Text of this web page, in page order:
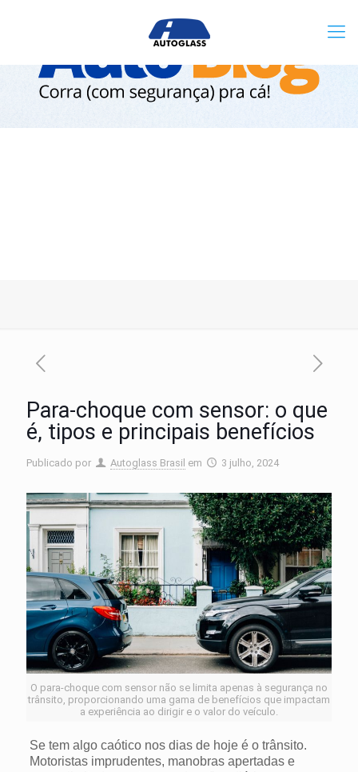
Para-choque com sensor: o que
é, tipos e principais benefícios
Publicado por Autoglass Brasil em 3 julho, 2024
O para-choque com sensor não se limita apenas à segurança no
trânsito, proporcionando uma gama de benefícios que impactam
a experiência ao dirigir e o valor do veículo.
Se tem algo caótico nos dias de hoje é o trânsito.
Motoristas imprudentes, manobras apertadas e